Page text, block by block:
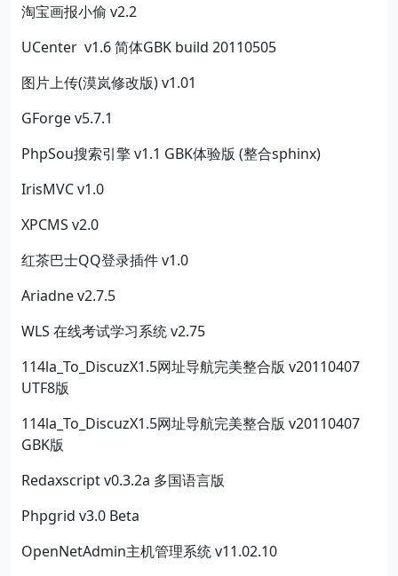
淘宝画报小偷 v2.2
UCenter v1.6 简体GBK build 20110505
图片上传(漠岚修改版) v1.01
GForge v5.7.1
PhpSou搜索引擎 v1.1 GBK体验版 (整合sphinx)
IrisMVC v1.0
XPCMS v2.0
红茶巴士QQ登录插件 v1.0
Ariadne v2.7.5
WLS 在线考试学习系统 v2.75
114la_To_DiscuzX1.5网址导航完美整合版 v20110407
UTF8版
114la_To_DiscuzX1.5网址导航完美整合版 v20110407
GBK版
Redaxscript v0.3.2a 多国语言版
Phpgrid v3.0 Beta
OpenNetAdmin主机管理系统 v11.02.10